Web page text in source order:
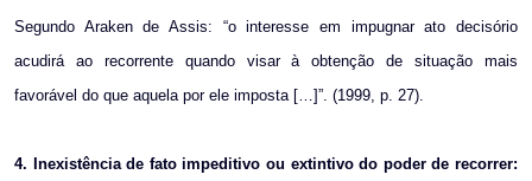
Segundo Araken de Assis: “o interesse em impugnar ato decisório
acudirá ao recorrente quando visar à obtenção de situação mais
favorável do que aquela por ele imposta […]”. (1999, p. 27).
4. Inexistência de fato impeditivo ou extintivo do poder de recorrer: